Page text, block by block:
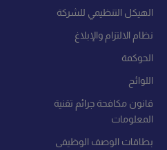
الهيكل التنظيمي للشركة
نظام الالتزام والإبلاغ
الحوكمة
اللوائح
قانون مكافحة جرائم تقنية
المعلومات
بطاقات الوصف الوظيفى